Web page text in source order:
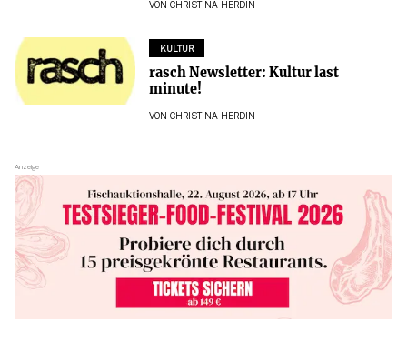
VON CHRISTINA HERDIN
KULTUR
rasch Newsletter: Kultur last
minute!
VON CHRISTINA HERDIN